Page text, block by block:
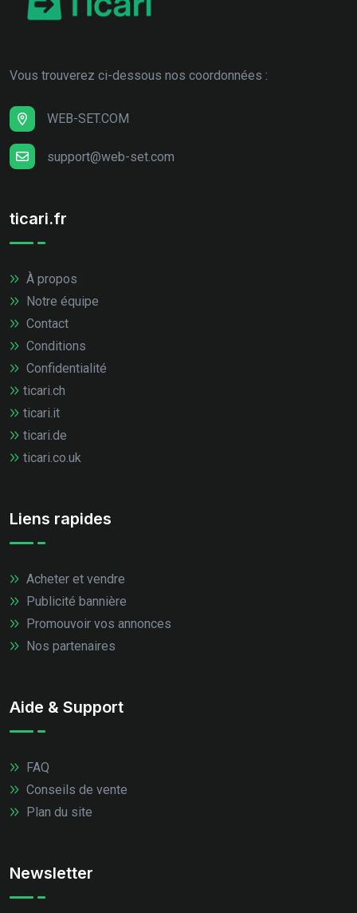
Vous trouverez ci-dessous nos coordonnées :
WEB-SET.COM
support@web-set.com
ticari.fr
À propos
Notre équipe
Contact
Conditions
Confidentialité
ticari.ch
ticari.it
ticari.de
ticari.co.uk
Liens rapides
Acheter et vendre
Publicité bannière
Promouvoir vos annonces
Nos partenaires
Aide & Support
FAQ
Conseils de vente
Plan du site
Newsletter